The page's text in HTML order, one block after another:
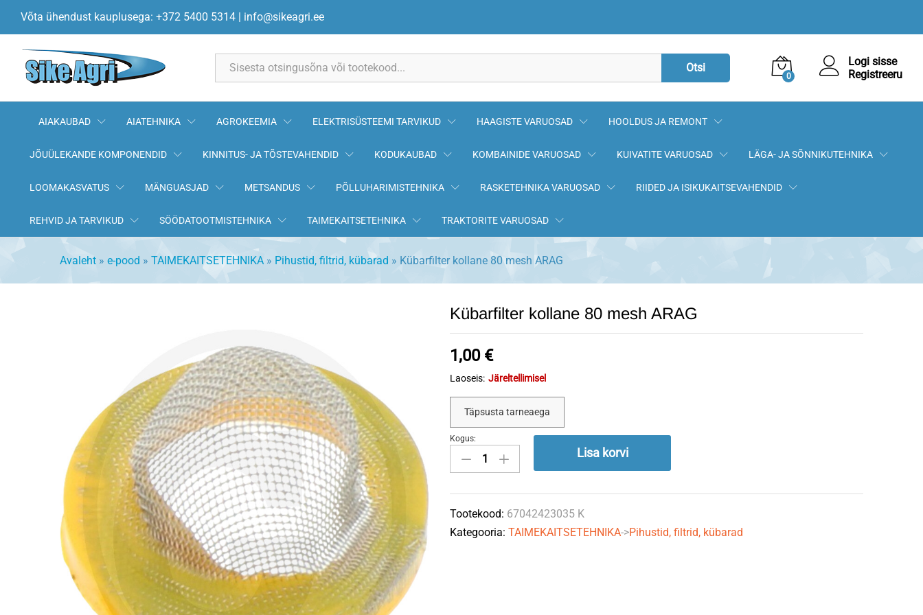
Võta ühendust kauplusega: +372 5400 5314 | info@sikeagri.ee
Otsi
0
Logi sisse
Registreeru
AIAKAUBAD AIATEHNIKA AGROKEEMIA ELEKTRISÜSTEEMI TARVIKUD HAAGISTE VARUOSAD HOOLDUS JA REMONT
JÕUÜLEKANDE KOMPONENDID KINNITUS- JA TÕSTEVAHENDID KODUKAUBAD KOMBAINIDE VARUOSAD KUIVATITE VARUOSAD LÄGA- JA SÕNNIKUTEHNIKA
LOOMAKASVATUS MÄNGUASJAD METSANDUS PÕLLUHARIMISTEHNIKA RASKETEHNIKA VARUOSAD RIIDED JA ISIKUKAITSEVAHENDID
REHVID JA TARVIKUD SÖÖDATOOTMISTEHNIKA TAIMEKAITSETEHNIKA TRAKTORITE VARUOSAD
Avaleht » e-pood » TAIMEKAITSETEHNIKA » Pihustid, filtrid, kübarad » Kübarfilter kollane 80 mesh ARAG
Kübarfilter kollane 80 mesh ARAG
1,00 €
Laoseis: Järeltellimisel
Täpsusta tarneaega
Kübarfilter
kollane
mesh
ARAG
quantity
Kogus:
Lisa korvi
Tootekood: 67042423035 K
Kategooria:TAIMEKAITSETEHNIKA->Pihustid, filtrid, kübarad
Kirjeldus